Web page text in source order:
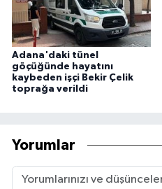
Adana'daki tünel
göçüğünde hayatını
kaybeden işçi Bekir Çelik
toprağa verildi
Yorumlar